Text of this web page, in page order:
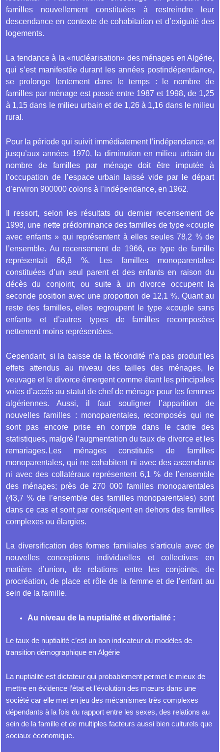
familles nouvellement constituées à restreindre leur
descendance en contexte de cohabitation et d’exiguïté des
logements.
La tendance à la «nucléarisation» des ménages en Algérie,
qui s’est manifestée durant les années postindépendance,
se prolonge lentement dans le temps : le nombre de
familles par ménage est passé entre 1987 et 1998, de 1,25
à 1,15 dans le milieu urbain et de 1,26 à 1,16 dans le milieu
rural.
Pour la période qui suivit immédiatement l’indépendance, et
jusqu’aux années 1970, la diminution en milieu urbain du
nombre de familles par ménage doit être imputée à
l’occupation de l’espace urbain laissé vide par le départ
d’environ 900000 colons à l’indépendance, en 1962.
Il ressort, selon les résultats du dernier recensement de
1998, une nette prédominance des familles de type «couple
avec enfants » qui représentent à elles seules 78,2 % de
l’ensemble. Au recensement de 1966, ce type de famille
représentait 66,8 %. Les familles monoparentales
constituées d’un seul parent et des enfants en raison du
décès du conjoint, ou suite à un divorce occupent la
seconde position avec une proportion de 12,1 %. Quant au
reste des familles, elles regroupent le type «couple sans
enfant» et d’autres types de familles recomposées
nettement moins représentées.
Cependant, si la baisse de la fécondité n’a pas produit les
effets attendus au niveau des tailles des ménages, le
veuvage et le divorce émergent comme étant les principales
voies d’accès au statut de chef de ménage pour les femmes
algériennes. Aussi, il faut souligner l’apparition de
nouvelles familles : monoparentales, recomposés qui ne
sont pas encore prise en compte dans le cadre des
statistiques, malgré l’augmentation du taux de divorce et les
remariages. Les ménages constitués de familles
monoparentales, qui ne cohabitent ni avec des ascendants
ni avec des collatéraux représentent 6,1 % de l’ensemble
des ménages; près de 270 000 familles monoparentales
(43,7 % de l’ensemble des familles monoparentales) sont
dans ce cas et sont par conséquent en dehors des familles
complexes ou élargies.
La diversification des formes familiales s’articule avec de
nouvelles conceptions individuelles et collectives en
matière d’union, de relations entre les conjoints, de
procréation, de place et rôle de la femme et de l’enfant au
sein de la famille.
Au niveau de la nuptialité et divortialité :
Le taux de nuptialité c’est un bon indicateur du modèles de
transition démographique en Algérie
La nuptialité est dictateur qui probablement permet le mieux de
mettre en évidence l’état et l’évolution des mœurs dans une
société car elle met en jeu des mécanismes très complexes
dépendants à la fois du rapport entre les sexes, des relations au
sein de la famille et de multiples facteurs aussi bien culturels que
sociaux économique.